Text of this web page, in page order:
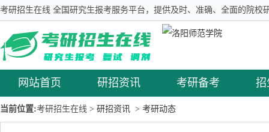
考研招生在线 全国研究生报考服务平台，提供及时、准确、全面的院校
网站首页 研招资讯 考研备考 招
当前位置:考研招生在线 > 研招资讯 > 考研动态